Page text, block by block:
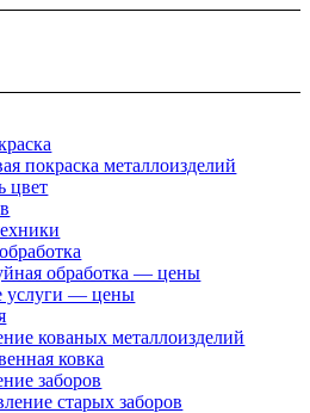
покраска металлоизделий
цвет
обработка — цены
услуги — цены
кованых металлоизделий
ковка
заборов
старых заборов